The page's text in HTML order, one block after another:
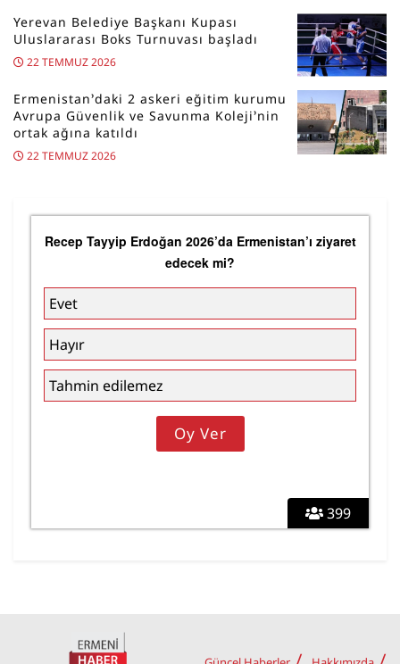
Yerevan Belediye Başkanı Kupası
Uluslararası Boks Turnuvası başladı
22 TEMMUZ 2026
Ermenistan’daki 2 askeri eğitim kurumu
Avrupa Güvenlik ve Savunma Koleji’nin
ortak ağına katıldı
22 TEMMUZ 2026
399
Recep Tayyip Erdoğan 2026’da Ermenistan’ı ziyaret
edecek mi?
Evet
Hayır
Tahmin edilemez